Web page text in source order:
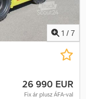
1 / 7
26 990 EUR
Fix ár plusz ÁFA-val